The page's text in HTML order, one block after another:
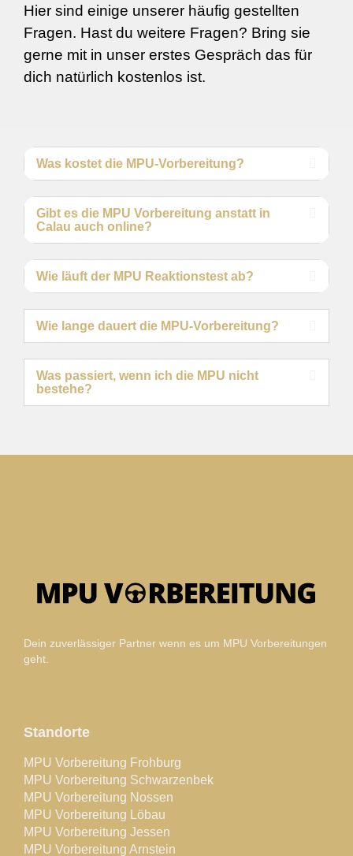
Hier sind einige unserer häufig gestellten
Fragen. Hast du weitere Fragen? Bring sie
gerne mit in unser erstes Gespräch das für
dich natürlich kostenlos ist.
Was kostet die MPU-Vorbereitung?
Gibt es die MPU Vorbereitung anstatt in
Calau auch online?
Wie läuft der MPU Reaktionstest ab?
Wie lange dauert die MPU-Vorbereitung?
Was passiert, wenn ich die MPU nicht
bestehe?
Dein zuverlässiger Partner wenn es um MPU Vorbereitungen
geht.
Standorte
MPU Vorbereitung Frohburg
MPU Vorbereitung Schwarzenbek
MPU Vorbereitung Nossen
MPU Vorbereitung Löbau
MPU Vorbereitung Jessen
MPU Vorbereitung Arnstein